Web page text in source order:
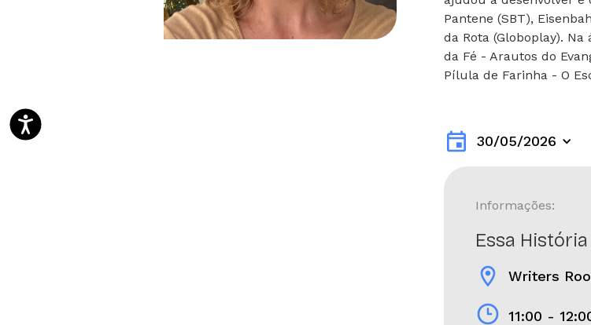
Pantene (SBT),
da Rota (Globoplay).
da Fé - Arautos do
Pílula de Farinha - O
event 30/05/2026
Informações:
Essa
location_on Writers
11:00 -